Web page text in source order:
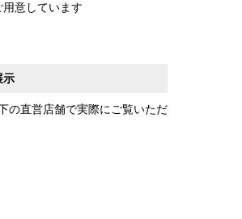
意しています
示
の直営店舗で実際にご覧いただ